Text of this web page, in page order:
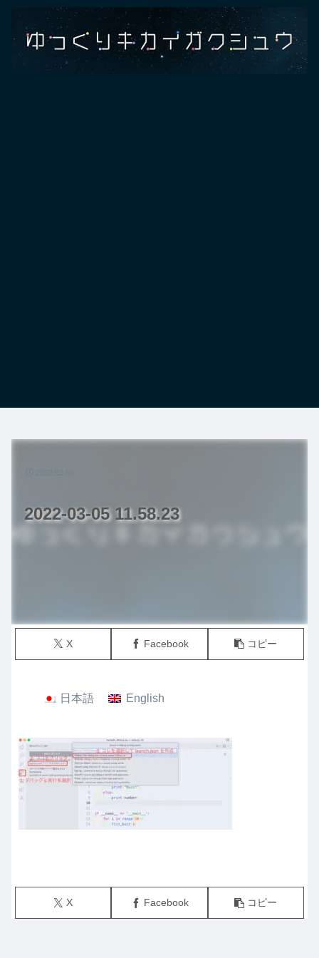
2022-03-05 11.58.23
X Facebook コピー
日本語 English
X Facebook コピー